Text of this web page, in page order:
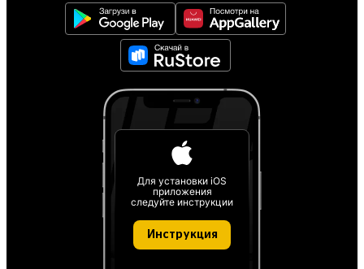
Для установки iOS
приложения
следуйте инструкции
Инструкция